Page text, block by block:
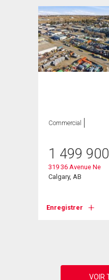
Commercial
1 499 900
319 36 Avenue Ne
Calgary, AB
Enregistrer